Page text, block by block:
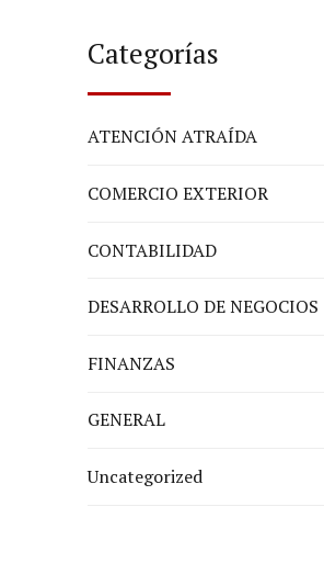
Categorías
ATENCIÓN ATRAÍDA
COMERCIO EXTERIOR
CONTABILIDAD
DESARROLLO DE NEGOCIOS
FINANZAS
GENERAL
Uncategorized